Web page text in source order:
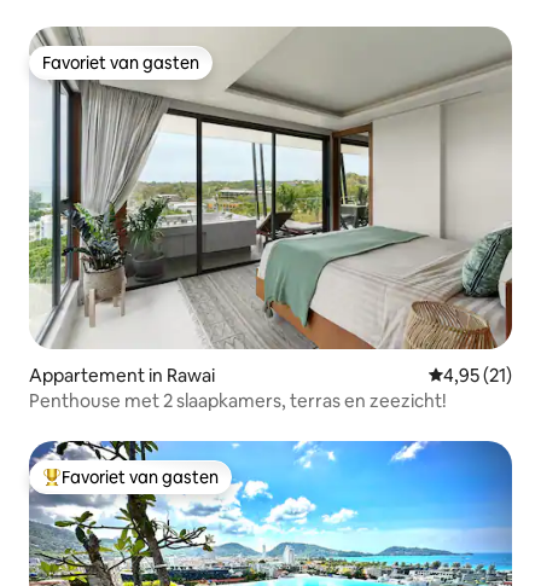
strandbarstraat
Favoriet van gasten
Favoriet van gasten
Appartement in Rawai Gemiddelde
4,95 (21)
Penthouse met 2 slaapkamers, terras en zeezicht!
Topfavoriet van gasten
Favoriet van gasten